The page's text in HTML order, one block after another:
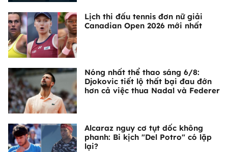
Lịch thi đấu tennis đơn nữ giải
Canadian Open 2026 mới nhất
Nóng nhất thể thao sáng 6/8:
Djokovic tiết lộ thất bại đau đớn
hơn cả việc thua Nadal và Federer
Alcaraz nguy cơ tụt dốc không
phanh: Bi kịch "Del Potro" có lặp
lại?